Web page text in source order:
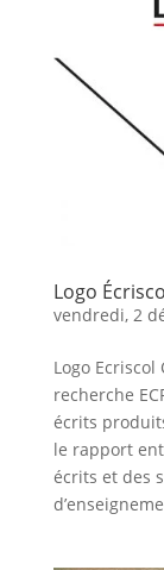
Logo
vendredi, 2
Logo
recherche
écrits
le rapport
écrits et des